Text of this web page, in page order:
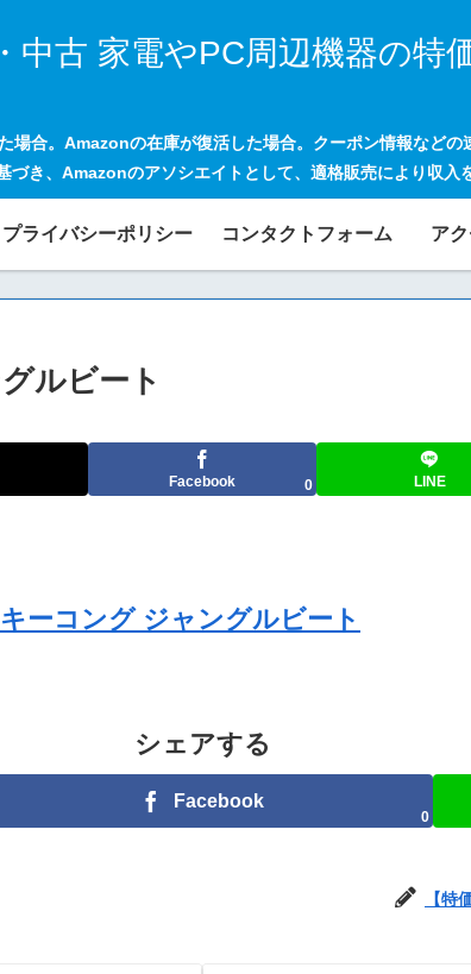
中古 家電やPC周辺機器の特
合。Amazonの在庫が復活した場合。クーポン情報など
づき、Amazonのアソシエイトとして、適格販売により収入
プライバシーポリシー コンタクトフォーム ア
ルビート
Facebook 0 LINE
ーコング ジャングルビート
シェアする
Facebook
0
【特